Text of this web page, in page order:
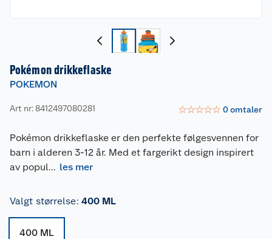
Pokémon drikkeflaske
POKEMON
Art nr: 8412497080281 ☆☆☆☆☆ 0omtaler
Pokémon drikkeflaske er den perfekte følgesvennen for
barn i alderen 3-12 år. Med et fargerikt design inspirert
av popul... les mer
Valgt størrelse: 400 ML
400 ML